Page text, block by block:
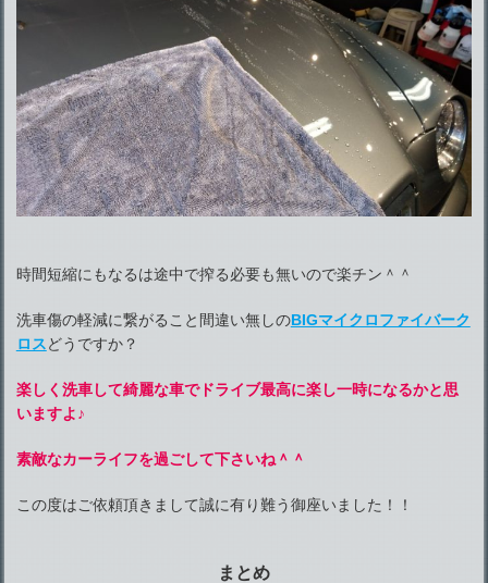
時間短縮にもなるは途中で搾る必要も無いので楽チン＾＾
洗車傷の軽減に繋がること間違い無しのBIGマイクロファイバーク
ロスどうですか？
楽しく洗車して綺麗な車でドライブ最高に楽し一時になるかと思
いますよ♪
素敵なカーライフを過ごして下さいね＾＾
この度はご依頼頂きまして誠に有り難う御座いました！！
まとめ